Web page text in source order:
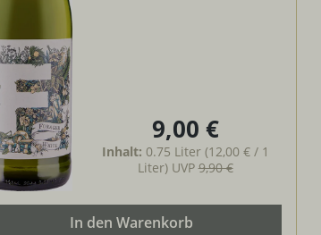
Regulärer Preis:
9,00 €
Inhalt: 0.75 Liter (12,00 € / 1
Liter) UVP9,90 €
In den Warenkorb